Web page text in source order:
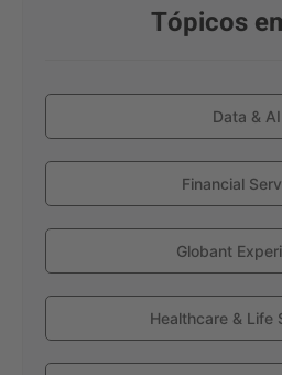
Tópicos
Data & AI
Financial
Globant
Healthcare & Life